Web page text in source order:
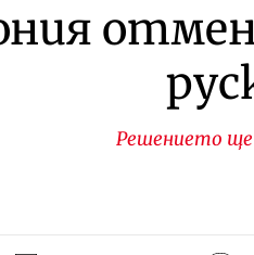
Решението ще